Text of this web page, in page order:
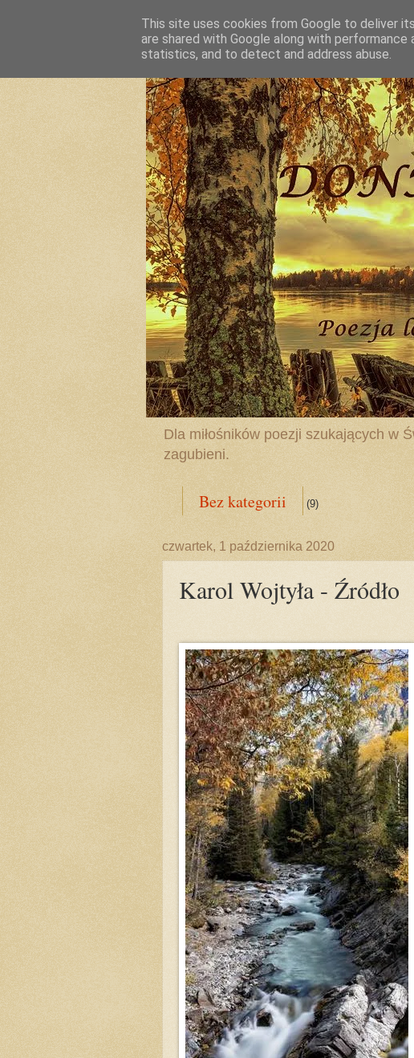
Dla miłośników poezji szukających w
zagubieni.
Bez kategorii (9)
czwartek, 1 października 2020
Karol Wojtyła - Źródło
This site uses cookies from Google to deliver
are shared with Google along with
statistics, and to detect and address abuse.